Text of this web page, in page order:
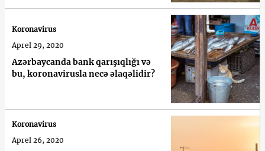
Azərbaycanda bank qarışıqlığı və
bu, koronavirusla necə əlaqəlidir?
Koronavirus
Aprel 29, 2020
Koronavirus
Aprel 26, 2020